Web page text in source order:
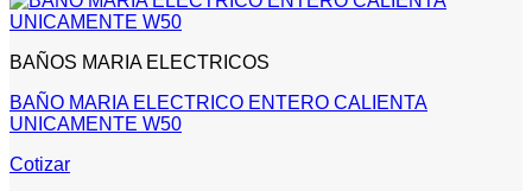
BAÑOS MARIA ELECTRICOS
BAÑO MARIA ELECTRICO ENTERO CALIENTA
UNICAMENTE W50
Cotizar